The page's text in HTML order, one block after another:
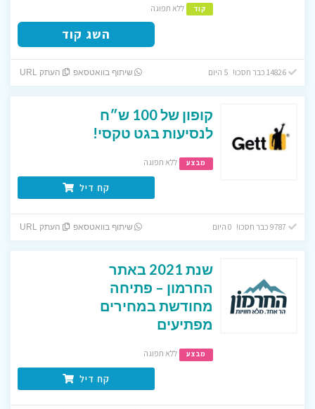
קוד ללא תפוגה
השג קוד
14826 כבר חסכו! 5 היום שיתוף בוואטסאפ העתק URL
קופון של 100 ש״ח
לנסיעות בגט טקסי!
מבצע ללא תפוגה
קח דיל
שיתוף בוואטסאפ העתק URL
שנת 2021 באתר
החרמון – פתיחה
מחודשת במחירים
מפתיעים
מבצע ללא תפוגה
קח דיל